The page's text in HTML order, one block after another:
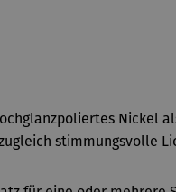
Nickel
stimmungsvolle